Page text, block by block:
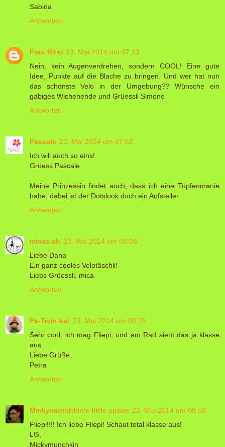
Sabina
Antworten
Frau Rösi 23. Mai 2014 um 07:13
Nein, kein Augenverdrehen, sondern COOL! Eine gute
Idee, Punkte auf die Blache zu bringen. Und wer hat nun
das schönste Velo in der Umgebung?? Wünsche ein
gäbiges Wichenende und Grüessli Simone
Antworten
Pascale 23. Mai 2014 um 07:52
Ich will auch so eins!
Grüess Pascale
Meine Prinzessin findet auch, dass ich eine Tupfenmanie
habe, dabei ist der Dotslook doch ein Aufsteller.
Antworten
micas.ch 23. Mai 2014 um 08:08
Liebe Dana
Ein ganz cooles Velotäschli!
Liebs Grüessli, mica
Antworten
Pe-Twin-kel 23. Mai 2014 um 08:25
Sehr cool, ich mag Fliepi, und am Rad sieht das ja klasse
aus.
Liebe Grüße,
Petra
Antworten
Mickymunchkin's little space 23. Mai 2014 um 08:58
Fliepi!!!! Ich liebe Fliepi! Schaut total klasse aus!
LG,
Mickymunchkin